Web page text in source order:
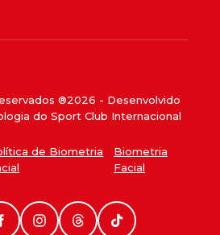
®2026 - Desenvolvido
do Sport Club Internacional
de Biometria
Biometria
Facial